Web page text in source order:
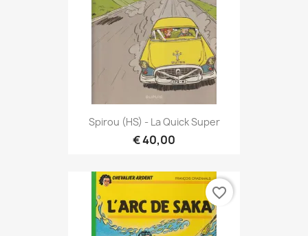
Spirou (HS) - La Quick Super
€ 40,00
favorite_border